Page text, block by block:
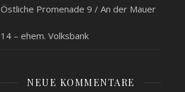
Östliche Promenade 9 / An der Mauer
14 – ehem. Volksbank
NEUE KOMMENTARE